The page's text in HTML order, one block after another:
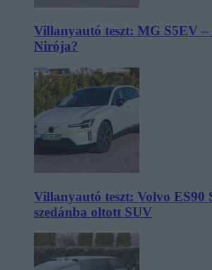
Villanyautó teszt: MG S5EV –
Nirója?
Villanyautó teszt: Volvo ES90
szedánba oltott SUV